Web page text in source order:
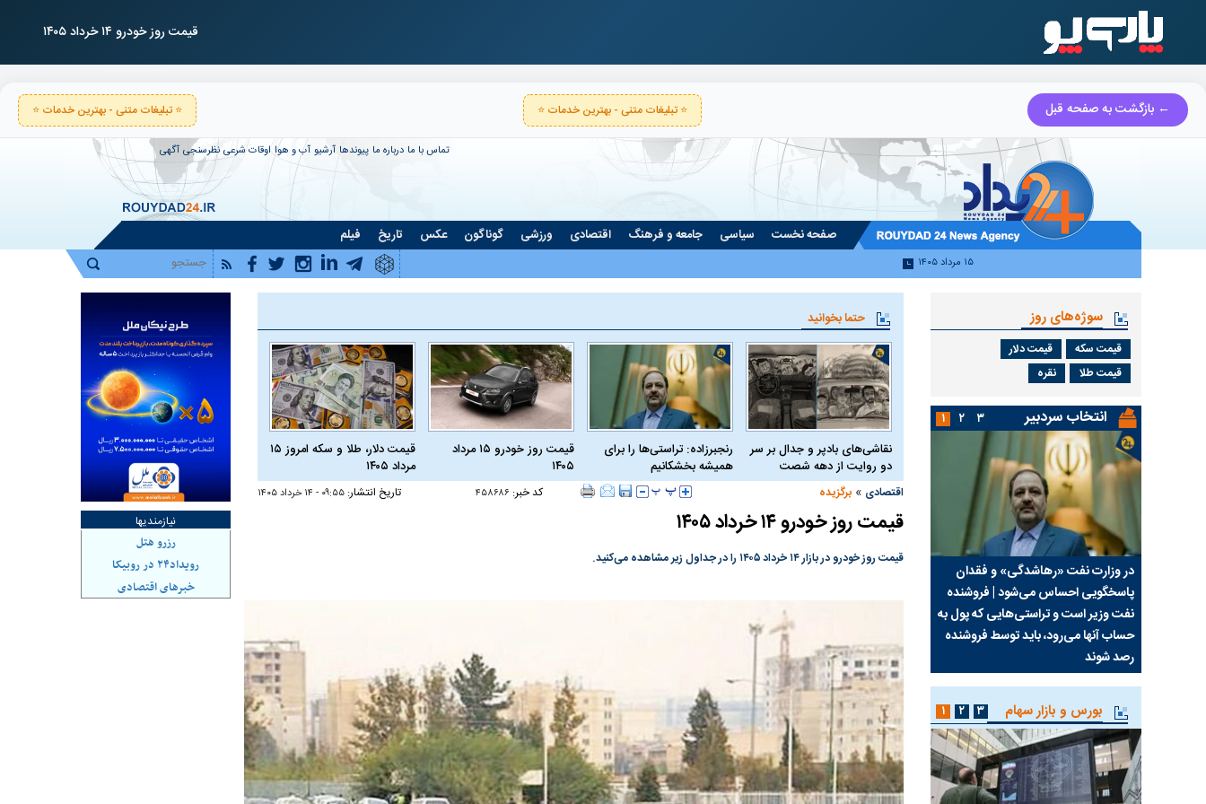
قیمت روز خودرو ۱۴ خرداد ۱۴۰۵
← بازگشت به صفحه قبل ⭐ تبلیغات متنی - بهترین خدمات ⭐ ⭐ تبلیغات متنی - بهترین خدمات ⭐